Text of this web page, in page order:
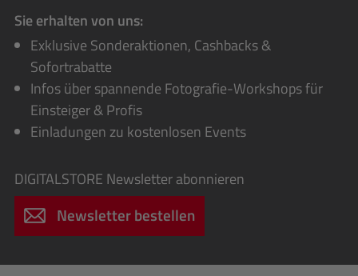
Sie erhalten von uns:
Exklusive Sonderaktionen, Cashbacks &
Sofortrabatte
Infos über spannende Fotografie-Workshops für
Einsteiger & Profis
Einladungen zu kostenlosen Events
DIGITALSTORE Newsletter abonnieren
Newsletter bestellen